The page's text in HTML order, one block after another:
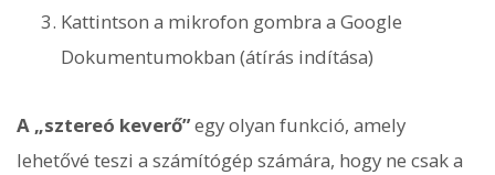
Kattintson a mikrofon gombra a Google
Dokumentumokban (átírás indítása)
A „sztereó keverő”egy olyan funkció, amely
lehetővé teszi a számítógép számára, hogy ne csak a